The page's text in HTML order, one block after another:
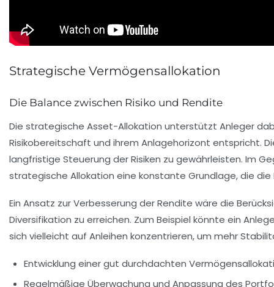
Strategische Vermögensallokation
Die Balance zwischen Risiko und Rendite
Die strategische Asset-Allokation unterstützt Anleger
Risikobereitschaft und ihrem Anlagehorizont entspricht.
langfristige Steuerung der Risiken zu gewährleisten. Im
strategische Allokation eine konstante Grundlage, die
Ein Ansatz zur Verbesserung derRendite wäre die
Diversifikation zu erreichen. Zum Beispiel könnte ein
sich vielleicht auf Anleihen konzentrieren, um mehr
Entwicklung einer gut durchdachten
Regelmäßige Überwachung und Anpassung des